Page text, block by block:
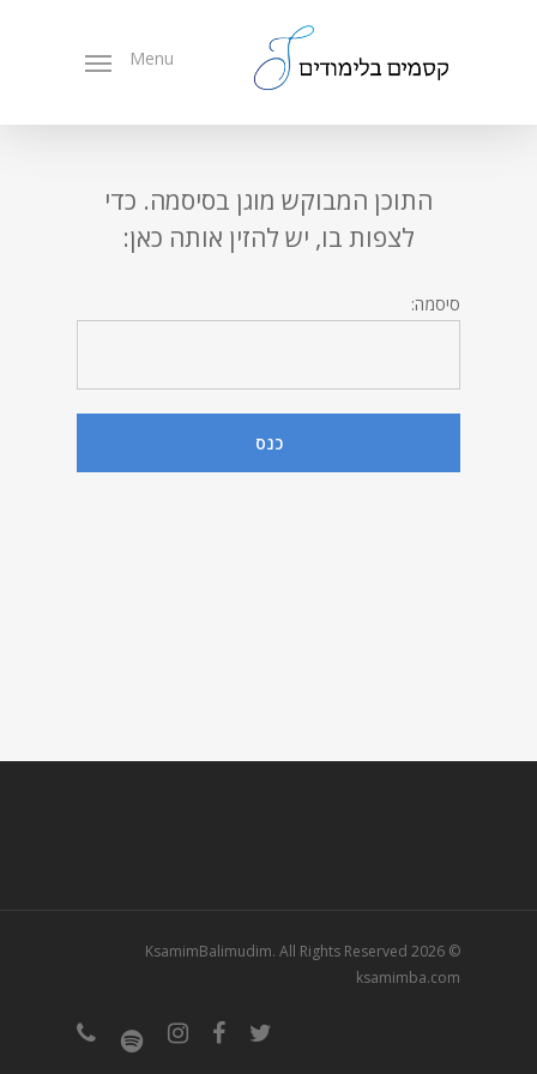
Menu
התוכן המבוקש מוגן בסיסמה. כדי
לצפות בו, יש להזין אותה כאן:
סיסמה:
© 2026 KsamimBalimudim. All Rights Reserved
ksamimba.com
twitter
facebook
instagram
spotify
phone